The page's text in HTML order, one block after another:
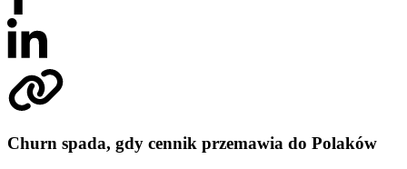
Churn spada, gdy cennik przemawia do Polaków